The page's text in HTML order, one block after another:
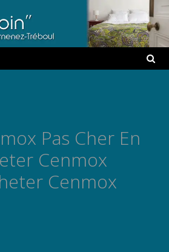
Pas Cher En
Cenmox
Cenmox